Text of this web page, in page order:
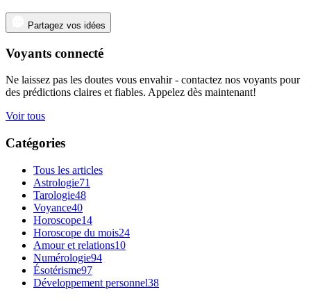
Partagez vos idées
Voyants connecté
Ne laissez pas les doutes vous envahir - contactez nos voyants pour
des prédictions claires et fiables. Appelez dès maintenant!
Voir tous
Catégories
Tous les articles
Astrologie71
Tarologie48
Voyance40
Horoscope14
Horoscope du mois24
Amour et relations10
Numérologie94
Ésotérisme97
Développement personnel38